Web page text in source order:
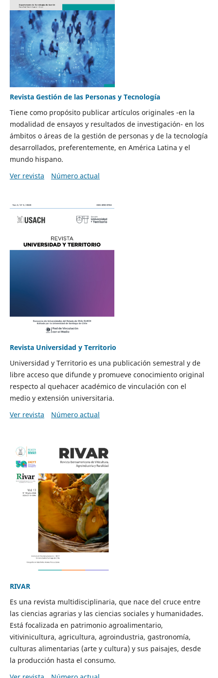
Revista Gestión de las Personas y Tecnología
Tiene como propósito publicar artículos originales -en la
modalidad de ensayos y resultados de investigación- en los
ámbitos o áreas de la gestión de personas y de la tecnología
desarrollados, preferentemente, en América Latina y el
mundo hispano.
Ver revista
Número actual
Revista Universidad y Territorio
Universidad y Territorio es una publicación semestral y de
libre acceso que difunde y promueve conocimiento original
respecto al quehacer académico de vinculación con el
medio y extensión universitaria.
Ver revista
Número actual
RIVAR
Es una revista multidisciplinaria, que nace del cruce entre
las ciencias agrarias y las ciencias sociales y humanidades.
Está focalizada en patrimonio agroalimentario,
vitivinicultura, agricultura, agroindustria, gastronomía,
culturas alimentarias (arte y cultura) y sus paisajes, desde
la producción hasta el consumo.